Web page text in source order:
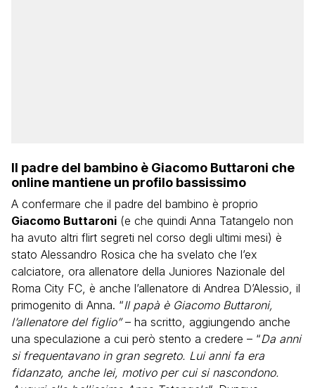
Il padre del bambino è Giacomo Buttaroni che
online mantiene un profilo bassissimo
A confermare che il padre del bambino è proprio
Giacomo Buttaroni (e che quindi Anna Tatangelo non
ha avuto altri flirt segreti nel corso degli ultimi mesi) è
stato Alessandro Rosica che ha svelato che l’ex
calciatore, ora allenatore della Juniores Nazionale del
Roma City FC, è anche l’allenatore di Andrea D’Alessio, il
primogenito di Anna. “Il papà è Giacomo Buttaroni,
l’allenatore del figlio”– ha scritto, aggiungendo anche
una speculazione a cui però stento a credere – “Da anni
si frequentavano in gran segreto. Lui anni fa era
fidanzato, anche lei, motivo per cui si nascondono.